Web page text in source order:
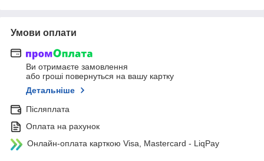
Умови оплати
Ви отримаєте замовлення
або гроші повернуться на вашу картку
Детальніше
Післяплата
Оплата на рахунок
Онлайн-оплата карткою Visa, Mastercard - LiqPay